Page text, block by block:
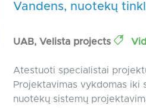
Vandens, nuotekų
UAB, Velista projects
Atestuoti specialistai
Projektavimas vykdomas iki
nuotėkų sistemų